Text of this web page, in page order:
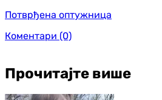
Потврђена оптужница
Коментари (0)
Прочитајте више